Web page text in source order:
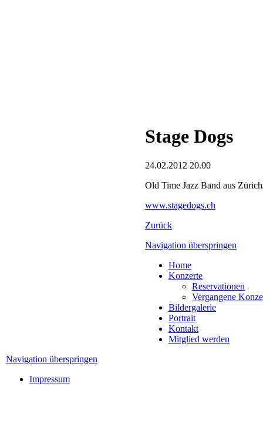
Stage Dogs
24.02.2012 20.00
Old Time Jazz Band aus
www.stagedogs.ch
Zurück
Navigation überspringen
Home
Konzerte
Reservationen
Vergangene
Bildergalerie
Portrait
Kontakt
Mitglied werden
Navigation überspringen
Impressum